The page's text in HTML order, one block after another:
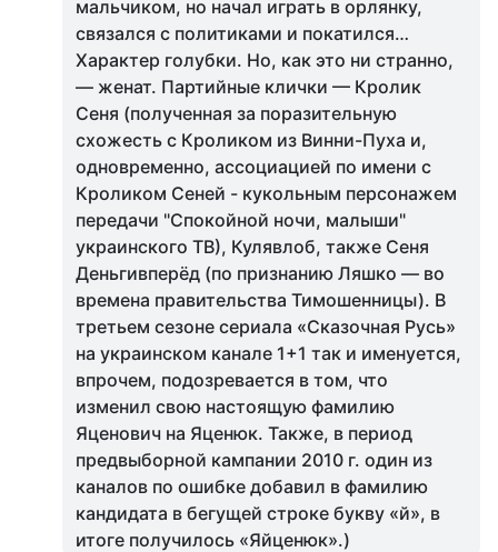
мальчиком, но начал играть в орлянку,
связался с политиками и покатился…
Характер голубки. Но, как это ни странно,
— женат. Партийные клички — Кролик
Сеня (полученная за поразительную
схожесть с Кроликом из Винни-Пуха и,
одновременно, ассоциацией по имени с
Кроликом Сеней - кукольным персонажем
передачи "Спокойной ночи, малыши"
украинского ТВ), Кулявлоб, также Сеня
Деньгивперёд (по признанию Ляшко — во
времена правительства Тимошенницы). В
третьем сезоне сериала «Сказочная Русь»
на украинском канале 1+1 так и именуется,
впрочем, подозревается в том, что
изменил свою настоящую фамилию
Яценович на Яценюк. Также, в период
предвыборной кампании 2010 г. один из
каналов по ошибке добавил в фамилию
кандидата в бегущей строке букву «й», в
итоге получилось «Яйценюк».)